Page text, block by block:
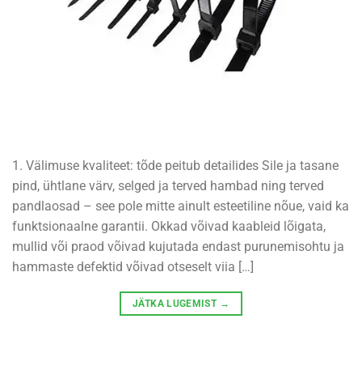
1. Välimuse kvaliteet: tõde peitub detailides Sile ja tasane
pind, ühtlane värv, selged ja terved hambad ning terved
pandlaosad – see pole mitte ainult esteetiline nõue, vaid ka
funktsionaalne garantii. Okkad võivad kaableid lõigata,
mullid või praod võivad kujutada endast purunemisohtu ja
hammaste defektid võivad otseselt viia […]
JÄTKA LUGEMIST →